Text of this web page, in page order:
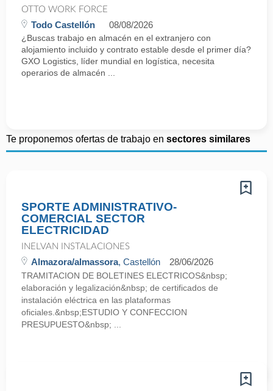
OTTO WORK FORCE
Todo Castellón 08/08/2026
¿Buscas trabajo en almacén en el extranjero con
alojamiento incluido y contrato estable desde el primer día?
GXO Logistics, líder mundial en logística, necesita
operarios de almacén ...
Te proponemos ofertas de trabajo en sectores similares
SPORTE ADMINISTRATIVO-
COMERCIAL SECTOR
ELECTRICIDAD
INELVAN INSTALACIONES
Almazora/almassora, Castellón 28/06/2026
TRAMITACION DE BOLETINES ELECTRICOS&nbsp;
elaboración y legalización&nbsp; de certificados de
instalación eléctrica en las plataformas
oficiales.&nbsp;ESTUDIO Y CONFECCION
PRESUPUESTO&nbsp; ...